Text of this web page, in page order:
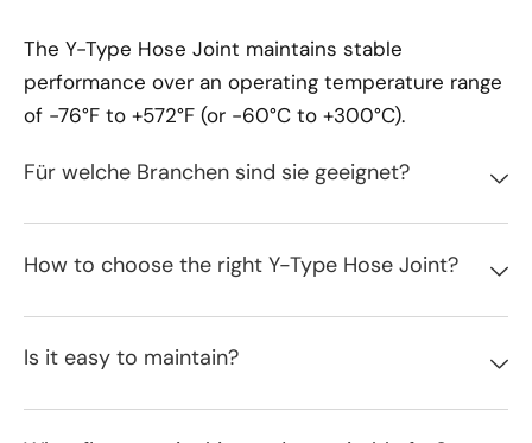
The Y-Type Hose Joint maintains stable
performance over an operating temperature range
of -76°F to +572°F (or -60°C to +300°C).
Für welche Branchen sind sie geeignet?
How to choose the right Y-Type Hose Joint?
Is it easy to maintain?